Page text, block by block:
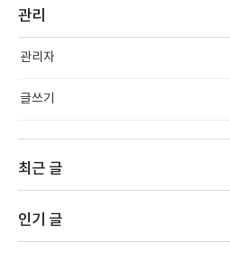
관리
관리자
글쓰기
최근 글
인기 글